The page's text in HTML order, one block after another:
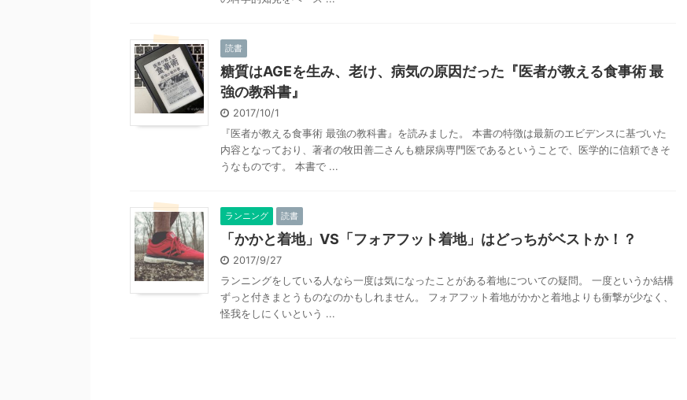
読書
糖質はAGEを生み、老け、病気の原因だった『医者が教える食事術 最
強の教科書』
2017/10/1
『医者が教える食事術 最強の教科書』を読みました。 本書の特徴は最新のエビデンスに基づいた
内容となっており、著者の牧田善二さんも糖尿病専門医であるということで、医学的に信頼できそ
うなものです。 本書で ...
ランニング 読書
「かかと着地」VS「フォアフット着地」はどっちがベストか！？
2017/9/27
ランニングをしている人なら一度は気になったことがある着地についての疑問。 一度というか結構
ずっと付きまとうものなのかもしれません。 フォアフット着地がかかと着地よりも衝撃が少なく、
怪我をしにくいという ...